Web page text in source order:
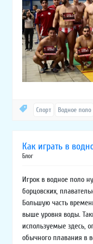
Спорт Водное поло
Как играть в
Блог
Игрок в водное поло
борцовских,
Большую часть
выше уровня воды.
используемые здесь,
обычного плавания в